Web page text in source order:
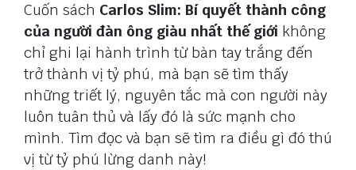
Cuốn sách Carlos Slim: Bí quyết thành công
của người đàn ông giàu nhất thế giới không
chỉ ghi lại hành trình từ bàn tay trắng đến
trở thành vị tỷ phú, mà bạn sẽ tìm thấy
những triết lý, nguyên tắc mà con người này
luôn tuân thủ và lấy đó là sức mạnh cho
mình. Tìm đọc và bạn sẽ tìm ra điều gì đó thú
vị từ tỷ phú lừng danh này!